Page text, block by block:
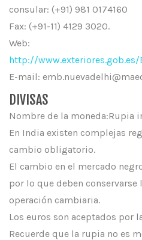
consular: (+91) 981 0174160
Fax: (+91-11) 4129 3020.
Web:
http://www.exteriores.gob.es/
E-mail:
DIVISAS
Nombre de la moneda:Rupia
En India existen complejas
cambio obligatorio.
El cambio en el mercado
por lo que deben
operación cambiaria.
Los euros son aceptados por
Recuerde que la rupia no es